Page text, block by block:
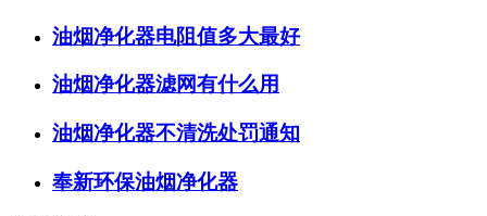
油烟净化器电阻值多大最好
油烟净化器滤网有什么用
油烟净化器不清洗处罚通知
奉新环保油烟净化器